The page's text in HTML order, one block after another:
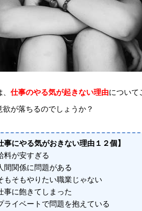
仕事のやる気が起きない理由について
欲が落ちるのでしょうか？
事にやる気がおきない理由１２個】
料が安すぎる
間関係に問題がある
もそもやりたい職業じゃない
事に飽きてしまった
ライベートで問題を抱えている